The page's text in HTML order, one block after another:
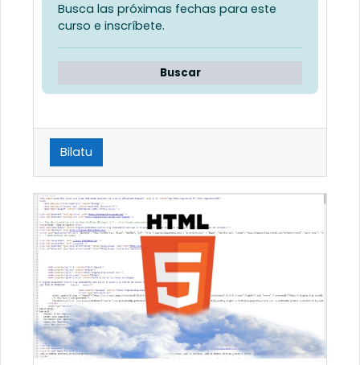
Busca las próximas fechas para este
curso e inscríbete.
Buscar
Bilatu